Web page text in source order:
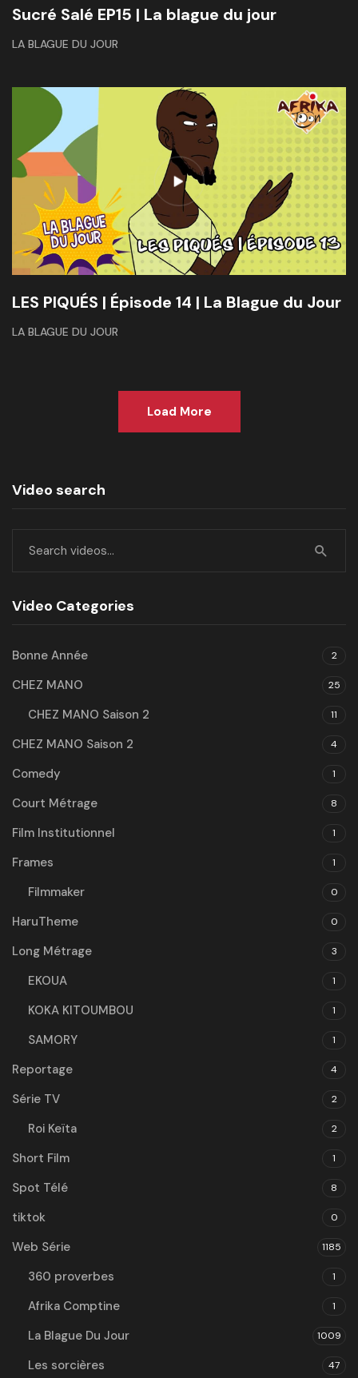
Sucré Salé EP15 | La blague du jour
LA BLAGUE DU JOUR
LES PIQUÉS | Épisode 14 | La Blague du Jour
LA BLAGUE DU JOUR
Load More
Video search
Video Categories
Bonne Année 2
CHEZ MANO 25
CHEZ MANO Saison 2 11
CHEZ MANO Saison 2 4
Comedy 1
Court Métrage 8
Film Institutionnel 1
Frames 1
Filmmaker 0
HaruTheme 0
Long Métrage 3
EKOUA 1
KOKA KITOUMBOU 1
SAMORY 1
Reportage 4
Série TV 2
Roi Keïta 2
Short Film 1
Spot Télé 8
tiktok 0
Web Série 1185
360 proverbes 1
Afrika Comptine 1
La Blague Du Jour 1009
Les sorcières 47